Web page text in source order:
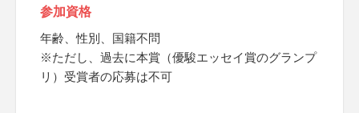
参加資格
年齢、性別、国籍不問
※ただし、過去に本賞（優駿エッセイ賞のグランプ
リ）受賞者の応募は不可